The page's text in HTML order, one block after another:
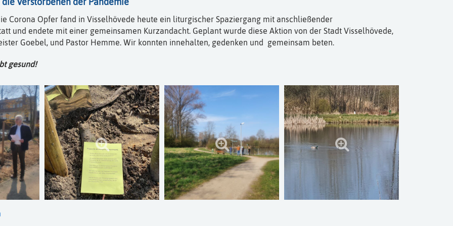
Corona Opfer fand in Visselhövede heute ein liturgischer Spaziergang mit anschließender
und endete mit einer gemeinsamen Kurzandacht. Geplant wurde diese Aktion von der Stadt Visselhövede,
Goebel, und Pastor Hemme. Wir konnten innehalten, gedenken und gemeinsam beten.
gesund!